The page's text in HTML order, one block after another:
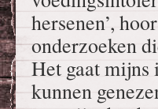
hersenen’,
onderzoeken
Het gaat mijns
kunnen